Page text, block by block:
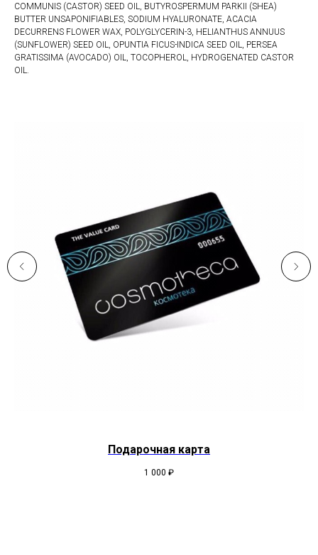
COMMUNIS (CASTOR) SEED OIL, BUTYROSPERMUM PARKII (SHEA)
BUTTER UNSAPONIFIABLES, SODIUM HYALURONATE, ACACIA
DECURRENS FLOWER WAX, POLYGLYCERIN-3, HELIANTHUS ANNUUS
(SUNFLOWER) SEED OIL, OPUNTIA FICUS-INDICA SEED OIL, PERSEA
GRATISSIMA (AVOCADO) OIL, TOCOPHEROL, HYDROGENATED CASTOR
OIL.
Подарочная карта
1 000 ₽